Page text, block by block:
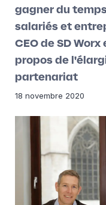
gagner du
salariés et
CEO de SD
propos de
partenariat
18 novembre 2020